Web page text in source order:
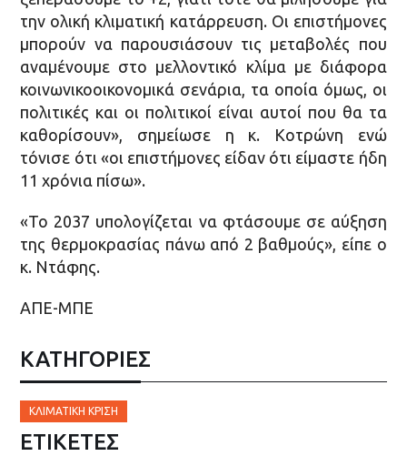
την ολική κλιματική κατάρρευση. Οι επιστήμονες
μπορούν να παρουσιάσουν τις μεταβολές που
αναμένουμε στο μελλοντικό κλίμα με διάφορα
κοινωνικοοικονομικά σενάρια, τα οποία όμως, οι
πολιτικές και οι πολιτικοί είναι αυτοί που θα τα
καθορίσουν», σημείωσε η κ. Κοτρώνη ενώ
τόνισε ότι «οι επιστήμονες είδαν ότι είμαστε ήδη
11 χρόνια πίσω».
«Το 2037 υπολογίζεται να φτάσουμε σε αύξηση
της θερμοκρασίας πάνω από 2 βαθμούς», είπε ο
κ. Ντάφης.
ΑΠΕ-ΜΠΕ
ΚΑΤΗΓΟΡΙΕΣ
ΚΛΙΜΑΤΙΚΉ ΚΡΊΣΗ
ΕΤΙΚΈΤΕΣ